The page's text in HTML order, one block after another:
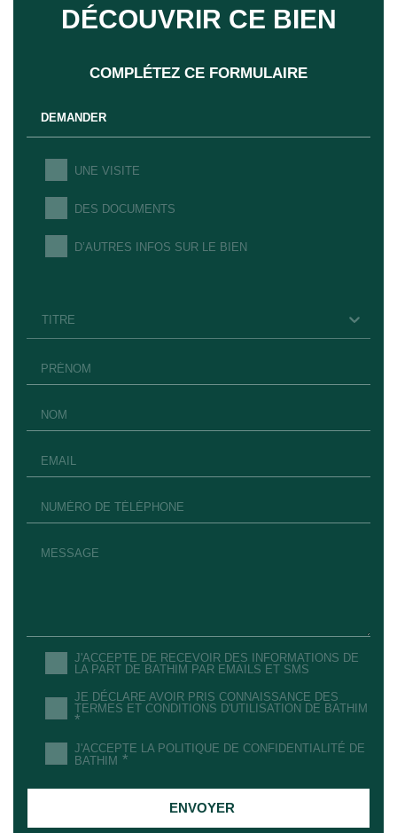
DÉCOUVRIR CE BIEN
COMPLÉTEZ CE FORMULAIRE
DEMANDER
UNE VISITE
DES DOCUMENTS
D’AUTRES INFOS SUR LE BIEN
TITRE
J'ACCEPTE DE RECEVOIR DES INFORMATIONS DE
LA PART DE BATHIM PAR EMAILS ET SMS
JE DÉCLARE AVOIR PRIS CONNAISSANCE DES
TERMES ET CONDITIONS D'UTILISATION DE BATHIM
*
J'ACCEPTE LA POLITIQUE DE CONFIDENTIALITÉ DE
BATHIM *
ENVOYER